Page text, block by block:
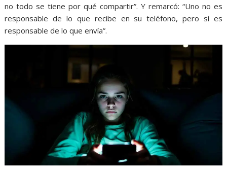
no todo se tiene por qué compartir”. Y remarcó: “Uno no es
responsable de lo que recibe en su teléfono, pero sí es
responsable de lo que envía”.